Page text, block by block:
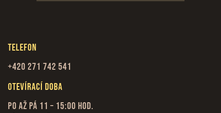
Telefon
+420 271 742 541
Otevírací doba
Po až Pá 11 – 15:00 hod.